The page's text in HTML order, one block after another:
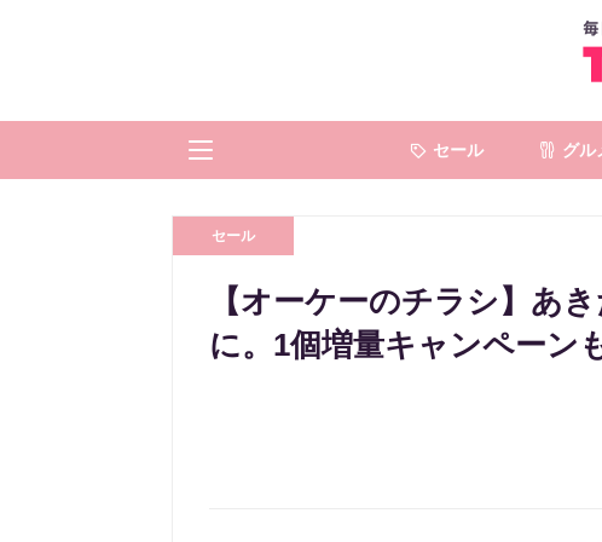
セール グル
セール
【オーケーのチラシ】あ
に。1個増量キャンペーン